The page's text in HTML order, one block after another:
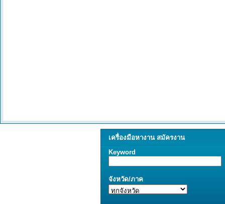
เครื่องมือหางาน สมัครงาน
Keyword
จังหวัด/ภาค